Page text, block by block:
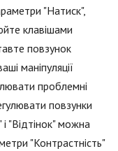
"Натиск",
клавішами
повзунок
маніпуляції
проблемні
повзунки
"Відтінок" можна
"Контрастність"